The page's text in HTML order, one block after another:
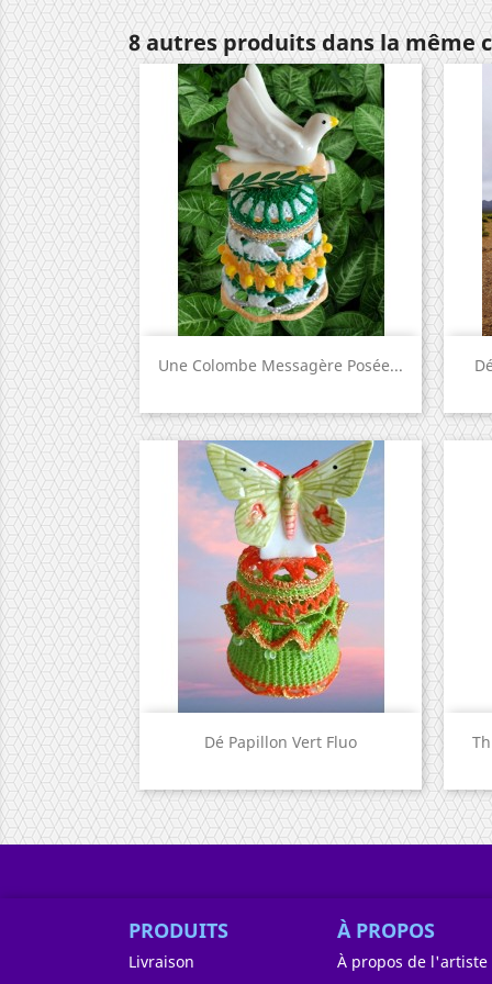
8 autres produits dans la même
Une Colombe Messagère Posée...
Aperçu rapide
Dé Papillon Vert Fluo
Aperçu rapide
PRODUITS
Livraison
À PROPOS
À propos de l'artiste